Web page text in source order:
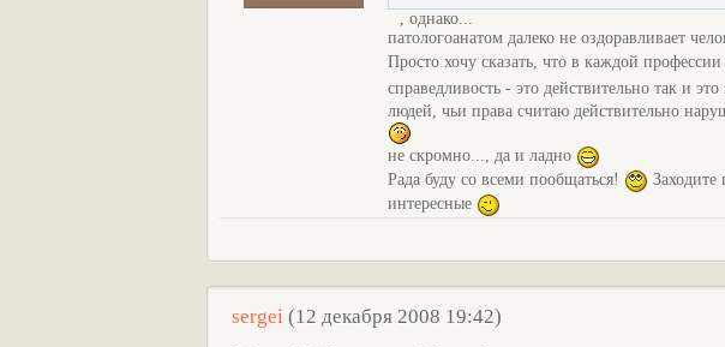
, однако...
патологоанатом далеко не оздоравливает
Просто хочу сказать, что в каждой
справедливость - это действительно так и
людей, чьи права считаю действительно
не скромно..., да и ладно
Рада буду со всеми пообщаться!
Заходите
интересные
sergei (12 декабря 2008 19:42)